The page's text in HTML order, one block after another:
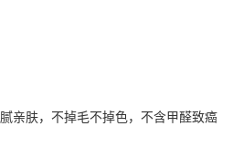
亲肤，不掉毛不掉色，不含甲醛致癌